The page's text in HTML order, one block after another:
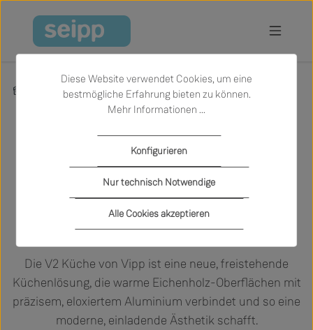
Zum Hauptinhalt springen
Inspiration Aktionen & Neuheiten Vipp V2 Küche
Vipp V2 Küche
Eine freistehende Küche, die warmes
Eichenholz
mit eloxiertem Aluminium verbindet.
Die V2 Küche von Vipp ist eine neue, freistehende
Küchenlösung, die warme Eichenholz-Oberflächen mit
präzisem, eloxiertem Aluminium verbindet und so eine
moderne, einladende Ästhetik schafft.
Diese Website verwendet Cookies, um eine
bestmögliche Erfahrung bieten zu können.
Mehr Informationen ...
Nur technisch Notwendige
Konfigurieren
Alle Cookies akzeptieren